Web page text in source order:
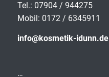
Tel.: 07904 / 944275
Mobil: 0172 / 6345911
info@kosmetik-idunn.de
…